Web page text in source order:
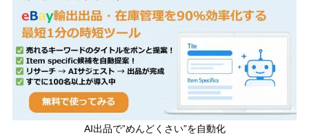
AI出品で”めんどくさい”を自動化